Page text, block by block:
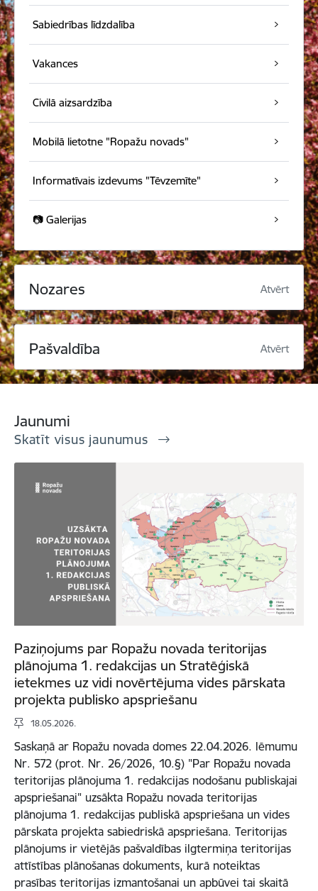
Sabiedrības līdzdalība
Vakances
Civilā aizsardzība
Mobilā lietotne "Ropažu novads"
Informatīvais izdevums "Tēvzemīte"
📷 Galerijas
Nozares Atvērt
Pašvaldība Atvērt
Jaunumi
Skatīt visus jaunumus
Paziņojums par Ropažu novada teritorijas
plānojuma 1. redakcijas un Stratēģiskā
ietekmes uz vidi novērtējuma vides pārskata
projekta publisko apspriešanu
18.05.2026.
Saskaņā ar Ropažu novada domes 22.04.2026. lēmumu
Nr. 572 (prot. Nr. 26/2026, 10.§) "Par Ropažu novada
teritorijas plānojuma 1. redakcijas nodošanu publiskajai
apspriešanai" uzsākta Ropažu novada teritorijas
plānojuma 1. redakcijas publiskā apspriešana un vides
pārskata projekta sabiedriskā apspriešana. Teritorijas
plānojums ir vietējās pašvaldības ilgtermiņa teritorijas
attīstības plānošanas dokuments, kurā noteiktas
prasības teritorijas izmantošanai un apbūvei tai skaitā